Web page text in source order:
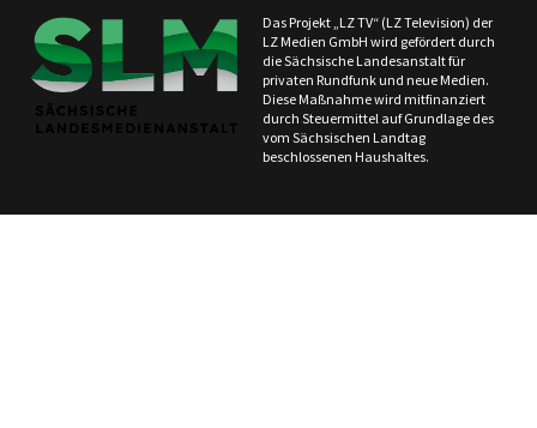
Das Projekt „LZ TV“ (LZ Television) der
LZ Medien GmbH wird gefördert durch
die Sächsische Landesanstalt für
privaten Rundfunk und neue Medien.
Diese Maßnahme wird mitfinanziert
durch Steuermittel auf Grundlage des
vom Sächsischen Landtag
beschlossenen Haushaltes.